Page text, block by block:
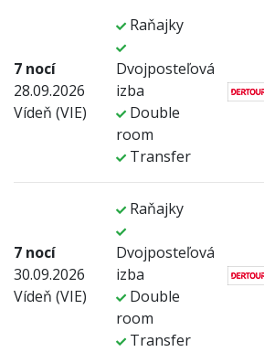
7 nocí
28.09.2026
Vídeň (VIE)
Raňajky
Dvojposteľová
izba
Double
room
Transfer
7 nocí
30.09.2026
Vídeň (VIE)
Raňajky
Dvojposteľová
izba
Double
room
Transfer